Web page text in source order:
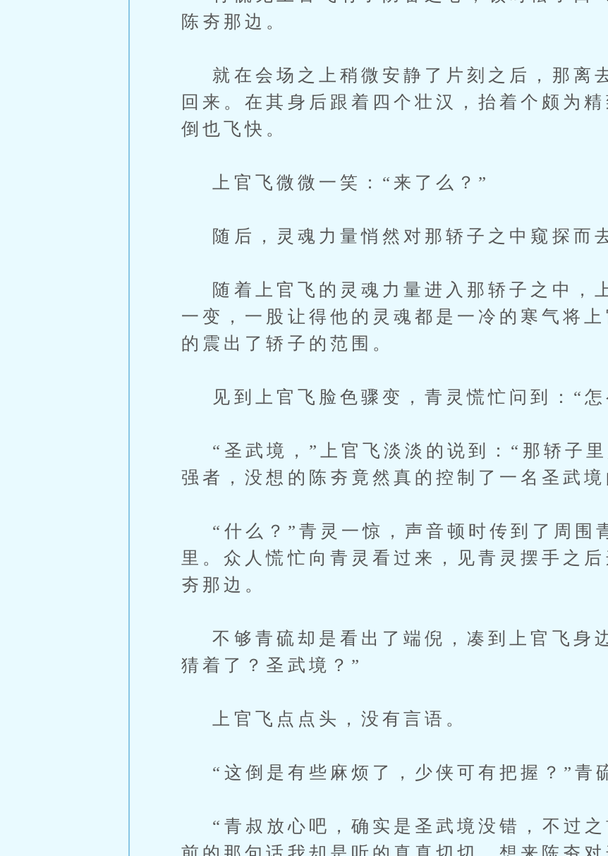
陈夯那边。
就在会场之上稍微安静了片刻之后，那离
回来。在其身后跟着四个壮汉，抬着个颇为
倒也飞快。
上官飞微微一笑：“来了么？”
随后，灵魂力量悄然对那轿子之中窥探而
随着上官飞的灵魂力量进入那轿子之中，
一变，一股让得他的灵魂都是一冷的寒气将
的震出了轿子的范围。
见到上官飞脸色骤变，青灵慌忙问到：“怎
“圣武境，”上官飞淡淡的说到：“那轿子里
强者，没想的陈夯竟然真的控制了一名圣武境
“什么？”青灵一惊，声音顿时传到了周围
里。众人慌忙向青灵看过来，见青灵摆手之
夯那边。
不够青硫却是看出了端倪，凑到上官飞身
猜着了？圣武境？”
上官飞点点头，没有言语。
“这倒是有些麻烦了，少侠可有把握？”青
“青叔放心吧，确实是圣武境没错，不过之